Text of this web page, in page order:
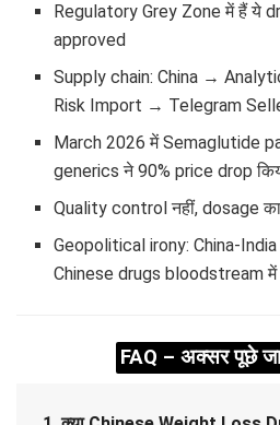
Regulatory Grey Zone में हैं ये
approved
Supply chain: China →
Risk Import → Telegram
March 2026 में Semaglutide
generics ने 90% price drop
Quality control नहीं, dosage
Geopolitical irony: China-
Chinese drugs bloodstream में
FAQ – अक्सर पूछे